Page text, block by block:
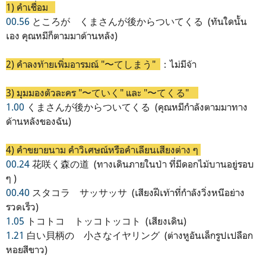
1) คำเชื่อม
00.56 ところが くまさんが後からついてくる (ทันใดนั้น
เอง คุณหมีก็ตามมาด้านหลัง)
2) คำลงท้ายเพิ่มอารมณ์ "〜てしまう" ：ไม่มีจ้า
3) มุมมองตัวละคร "〜ていく" และ "〜てくる"
1.00 くまさんが後からついてくる (คุณหมีกำลังตามมาทาง
ด้านหลังของฉัน)
4) คำขยายนาม คำวิเศษณ์หรือคำเลียนเสียงต่าง ๆ
00.24 花咲く森の道 (ทางเดินภายในป่า ที่มีดอกไม้บานอยู่รอบ
ๆ )
00.40 スタコラ サッサッサ (เสียงฝีเท้าที่กำลังวิ่งหนีอย่าง
รวดเร็ว)
1.05 トコトコ トッコトッコト (เสียงเดิน)
1.21 白い貝柄の 小さなイヤリング (ต่างหูอันเล็กรูปเปลือก
หอยสีขาว)